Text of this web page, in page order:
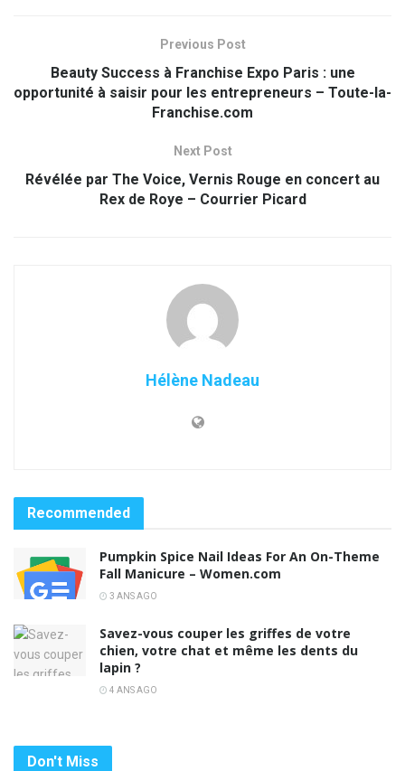
Previous Post
Beauty Success à Franchise Expo Paris : une
opportunité à saisir pour les entrepreneurs – Toute-la-
Franchise.com
Next Post
Révélée par The Voice, Vernis Rouge en concert au
Rex de Roye – Courrier Picard
Hélène Nadeau
Recommended
Pumpkin Spice Nail Ideas For An On-Theme
Fall Manicure – Women.com
3 ANS AGO
Savez-vous couper les griffes de votre
chien, votre chat et même les dents du
lapin ?
4 ANS AGO
Don't Miss